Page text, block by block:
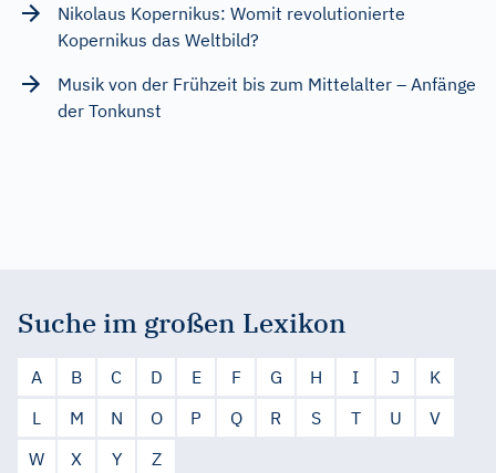
Nikolaus Kopernikus: Womit revolutionierte
Kopernikus das Weltbild?
Musik von der Frühzeit bis zum Mittelalter – Anfänge
der Tonkunst
Suche im großen Lexikon
A B C D E F G H I J
K
L
M N O P Q R S T U
V
W
X Y Z